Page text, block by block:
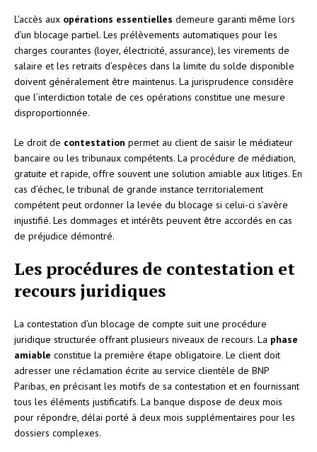
L’accès aux opérations essentielles demeure garanti même lors
d’un blocage partiel. Les prélèvements automatiques pour les
charges courantes (loyer, électricité, assurance), les virements de
salaire et les retraits d’espèces dans la limite du solde disponible
doivent généralement être maintenus. La jurisprudence considère
que l’interdiction totale de ces opérations constitue une mesure
disproportionnée.
Le droit de contestation permet au client de saisir le médiateur
bancaire ou les tribunaux compétents. La procédure de médiation,
gratuite et rapide, offre souvent une solution amiable aux litiges. En
cas d’échec, le tribunal de grande instance territorialement
compétent peut ordonner la levée du blocage si celui-ci s’avère
injustifié. Les dommages et intérêts peuvent être accordés en cas
de préjudice démontré.
Les procédures de contestation et
recours juridiques
La contestation d’un blocage de compte suit une procédure
juridique structurée offrant plusieurs niveaux de recours. La phase
amiable constitue la première étape obligatoire. Le client doit
adresser une réclamation écrite au service clientèle de BNP
Paribas, en précisant les motifs de sa contestation et en fournissant
tous les éléments justificatifs. La banque dispose de deux mois
pour répondre, délai porté à deux mois supplémentaires pour les
dossiers complexes.